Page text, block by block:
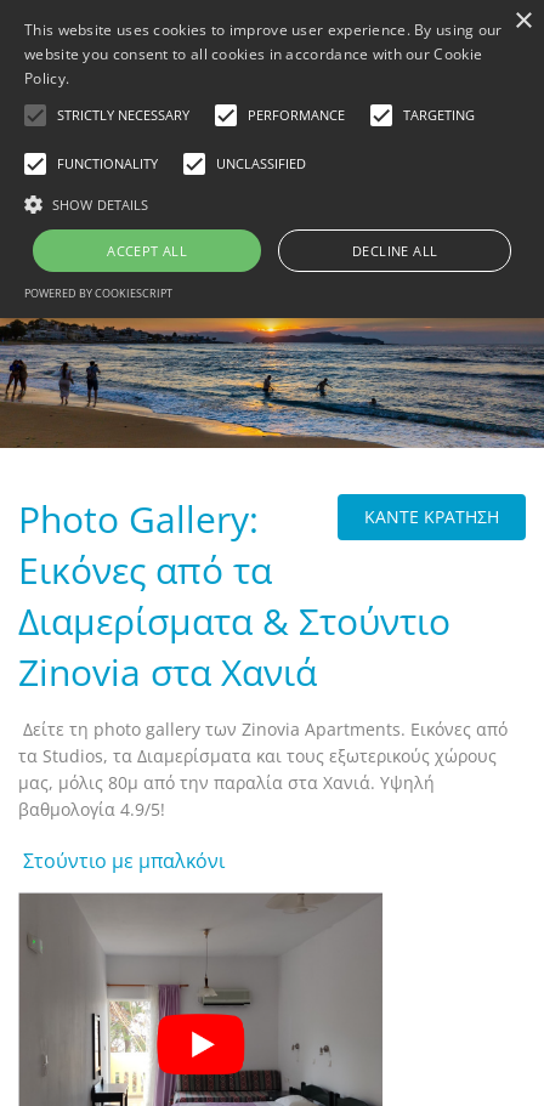
MENU
ΑΡΧΙΚΗ
ΚΆΝΤΕ ΚΡΆΤΗΣΗ
ΦΩΤΟΓΡΑΦΊΕΣ
THINGS TO DO
ΕΠΙΚΟΙΝΩΝΊΑ
TRAVEL WITH BESAFE
[ DATA PROTECTION ]
ΚΑΝΤΕ ΚΡΑΤΗΣΗ
Photo Gallery:
Εικόνες από τα
Διαμερίσματα & Στούντιο
Zinovia στα Χανιά
Δείτε τη photo gallery των Zinovia Apartments. Εικόνες από
τα Studios, τα Διαμερίσματα και τους εξωτερικούς χώρους
μας, μόλις 80μ από την παραλία στα Χανιά. Υψηλή
βαθμολογία 4.9/5!
Στούντιο με μπαλκόνι
×
This website uses cookies to improve user experience. By using our
website you consent to all cookies in accordance with our Cookie
Policy.
STRICTLY NECESSARY PERFORMANCE TARGETING
FUNCTIONALITY UNCLASSIFIED
SHOW DETAILS
ACCEPT ALL DECLINE ALL
POWERED BY COOKIESCRIPT